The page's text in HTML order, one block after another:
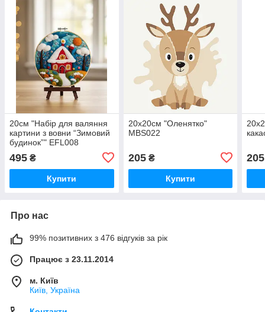
20см "Набір для валяння
картини з вовни “Зимовий
будинок”" EFL008
495 ₴
Купити
20x20см "Оленятко"
MBS022
205₴
Купити
205
Про нас
99% позитивних з 476 відгуків за рік
Працює з 23.11.2014
м. Київ
Київ, Україна